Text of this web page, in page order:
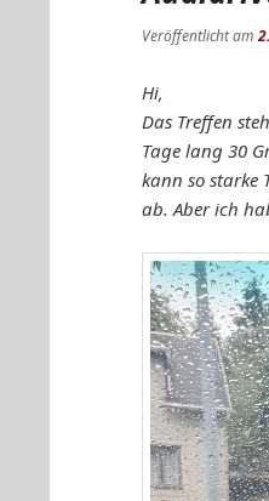
Veröffentlicht am
Hi,
Das Treffen
Tage lang 30
kann so starke
ab. Aber ich